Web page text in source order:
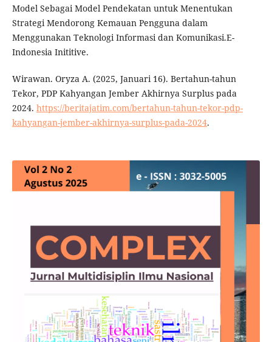
Model Sebagai Model Pendekatan untuk Menentukan
Strategi Mendorong Kemauan Pengguna dalam
Menggunakan Teknologi Informasi dan Komunikasi.E-
Indonesia Inititive.
Wirawan. Oryza A. (2025, Januari 16). Bertahun-tahun
Tekor, PDP Kahyangan Jember Akhirnya Surplus pada
2024. https://beritajatim.com/bertahun-tahun-tekor-pdp-
kahyangan-jember-akhirnya-surplus-pada-2024.